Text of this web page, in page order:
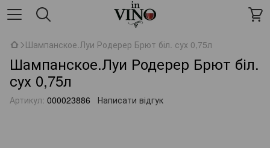
Шампанское.Луи Родерер Брют біл. сух 0,75л
Шампанское.Луи Родерер Брют біл.
сух 0,75л
Артикул: 000023886 Написати відгук